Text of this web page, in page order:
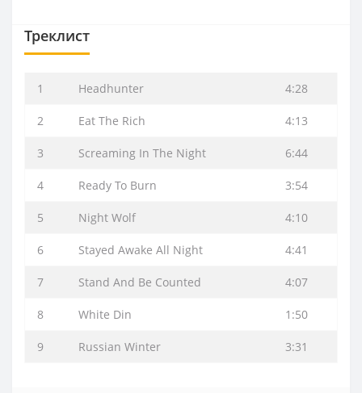
Треклист
1 Headhunter 4:28
2 Eat The Rich 4:13
3 Screaming In The Night 6:44
4 Ready To Burn 3:54
5 Night Wolf 4:10
6 Stayed Awake All Night 4:41
7 Stand And Be Counted 4:07
8 White Din 1:50
9 Russian Winter 3:31